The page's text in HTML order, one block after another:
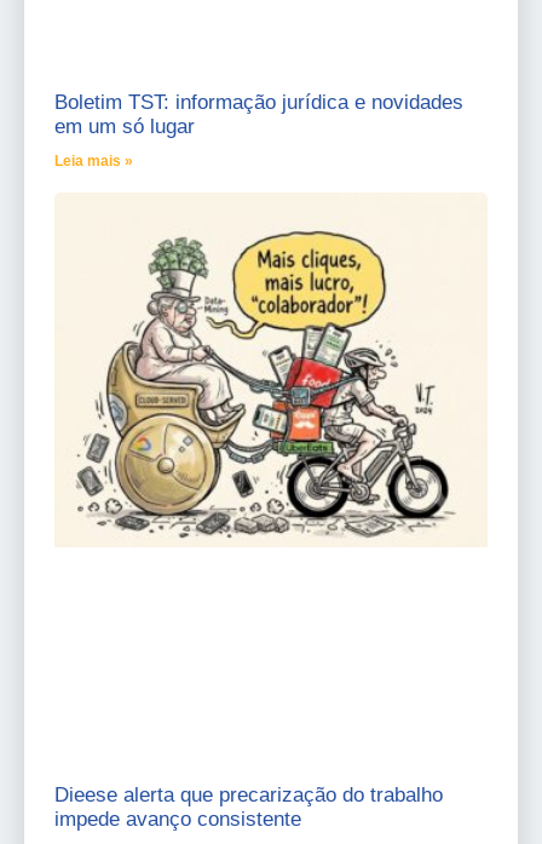
Boletim TST: informação jurídica e novidades
em um só lugar
Leia mais »
Dieese alerta que precarização do trabalho
impede avanço consistente